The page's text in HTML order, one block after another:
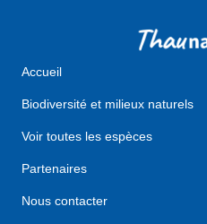
Accueil
Biodiversité et milieux naturels
Voir toutes les espèces
Partenaires
Nous contacter